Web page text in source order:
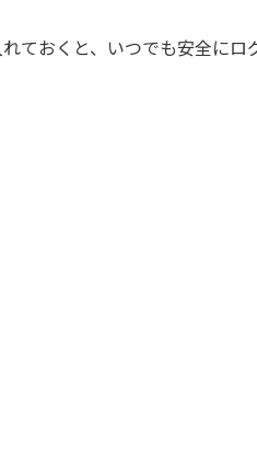
ておくと、いつでも安全にロ